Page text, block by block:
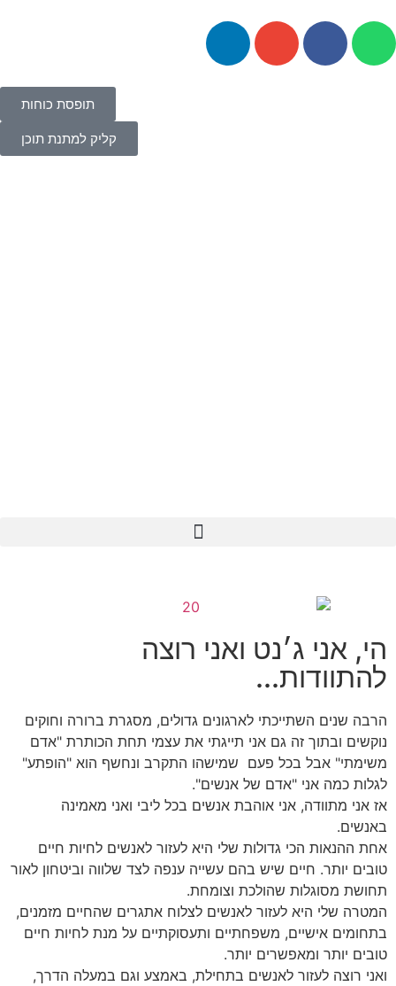
תופסת כוחות
קליק למתנת תוכן
הי, אני ג׳נט ואני רוצה
להתוודות...
הרבה שנים השתייכתי לארגונים גדולים, מסגרת ברורה וחוקים
נוקשים ובתוך זה גם אני תייגתי את עצמי תחת הכותרת "אדם
משימתי" אבל בכל פעם שמישהו התקרב ונחשף הוא "הופתע"
לגלות כמה אני "אדם של אנשים".
אז אני מתוודה, אני אוהבת אנשים בכל ליבי ואני מאמינה
באנשים.
אחת ההנאות הכי גדולות שלי היא לעזור לאנשים לחיות חיים
טובים יותר. חיים שיש בהם עשייה ענפה לצד שלווה וביטחון לאור
תחושת מסוגלות שהולכת וצומחת.
המטרה שלי היא לעזור לאנשים לצלוח אתגרים שהחיים מזמנים,
בתחומים אישיים, משפחתיים ותעסוקתיים על מנת לחיות חיים
טובים יותר ומאפשרים יותר.
ואני רוצה לעזור לאנשים בתחילת, באמצע וגם במעלה הדרך,